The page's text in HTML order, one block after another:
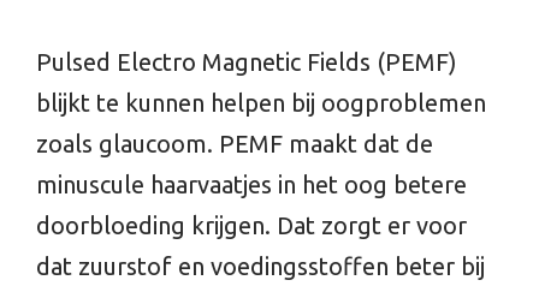
Pulsed Electro Magnetic Fields (PEMF)
blijkt te kunnen helpen bij oogproblemen
zoals glaucoom. PEMF maakt dat de
minuscule haarvaatjes in het oog betere
doorbloeding krijgen. Dat zorgt er voor
dat zuurstof en voedingsstoffen beter bij